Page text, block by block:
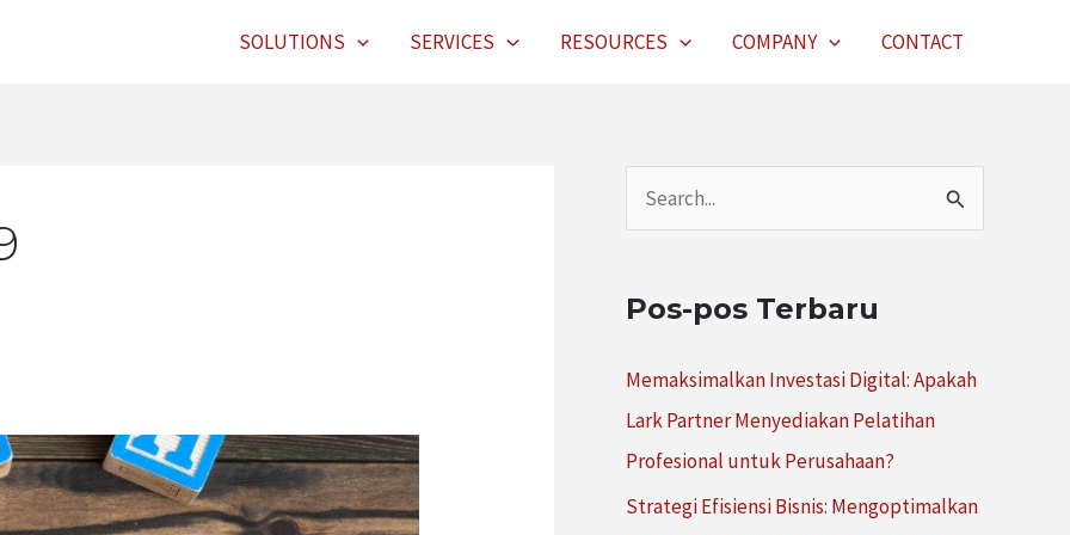
SOLUTIONS SERVICES RESOURCES COMPANY CONTACT
i
u
n
t
Pos-pos Terbaru
Memaksimalkan Investasi Digital: Apakah
Lark Partner Menyediakan Pelatihan
Profesional untuk Perusahaan?
Strategi Efisiensi Bisnis: Mengoptimalkan